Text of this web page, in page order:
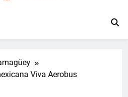
Camagüey,
educa y entretiene con contenidos
nacional
Viva Aerobus